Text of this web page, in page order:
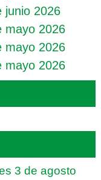
junio 2026
mayo 2026
mayo 2026
mayo 2026
3 de agosto